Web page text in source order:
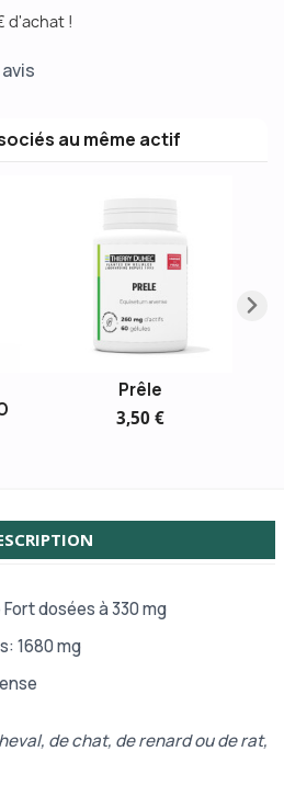
d'achat !
avis
au même actif
Prêle
3,50 €
dosées à 330 mg
1680 mg
de chat, de renard ou de rat,